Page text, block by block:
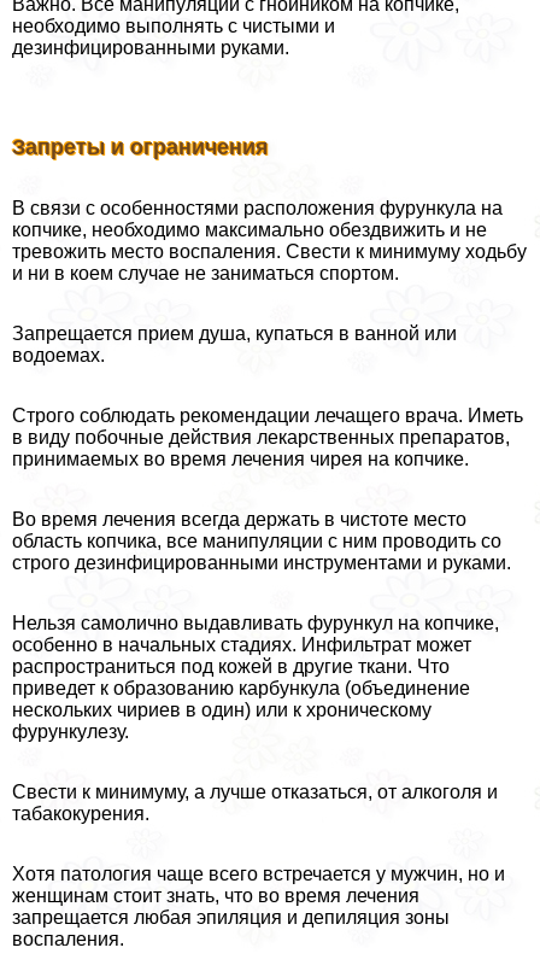
необходимо выполнять с чистыми и
дезинфицированными руками.
Запреты и ограничения
В связи с особенностями расположения фурункула на
копчике, необходимо максимально обездвижить и не
тревожить место воспаления. Свести к минимуму ходьбу
и ни в коем случае не заниматься спортом.
Запрещается прием душа, купаться в ванной или
водоемах.
Строго соблюдать рекомендации лечащего врача. Иметь
в виду побочные действия лекарственных препаратов,
принимаемых во время лечения чирея на копчике.
Во время лечения всегда держать в чистоте место
область копчика, все манипуляции с ним проводить со
строго дезинфицированными инструментами и руками.
Нельзя самолично выдавливать фурункул на копчике,
особенно в начальных стадиях. Инфильтрат может
распространиться под кожей в другие ткани. Что
приведет к образованию карбункула (объединение
нескольких чириев в один) или к хроническому
фурункулезу.
Свести к минимуму, а лучше отказаться, от алкоголя и
табакокурения.
Хотя патология чаще всего встречается у мужчин, но и
женщинам стоит знать, что во время лечения
запрещается любая эпиляция и депиляция зоны
воспаления.